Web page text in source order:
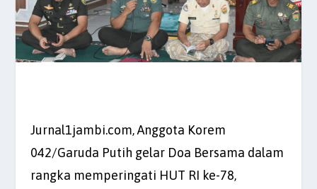
Jurnal1jambi.com, Anggota Korem
042/Garuda Putih gelar Doa Bersama dalam
rangka memperingati HUT RI ke-78,